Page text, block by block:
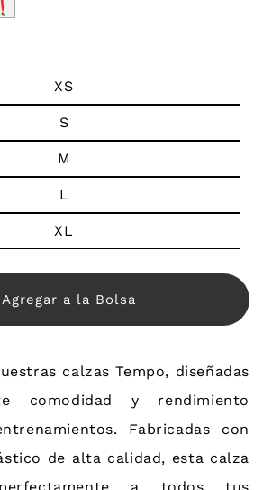
XS
S
M
L
XL
Agregar a la Bolsa
calzas Tempo, diseñadas
comodidad y rendimiento
Fabricadas con
de alta calidad, esta calza